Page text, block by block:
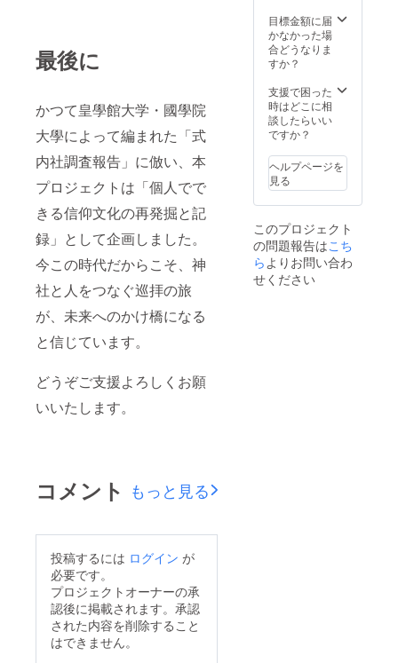
最後に
かつて皇學館大学・國學院
大學によって編まれた「式
内社調査報告」に倣い、本
プロジェクトは「個人でで
きる信仰文化の再発掘と記
録」として企画しました。
今この時代だからこそ、神
社と人をつなぐ巡拝の旅
が、未来へのかけ橋になる
と信じています。
どうぞご支援よろしくお願
いいたします。
コメント もっと見る
投稿するには ログイン が
必要です。
プロジェクトオーナーの承
認後に掲載されます。承認
された内容を削除すること
はできません。
巡る推
理小
説）の
目標金額に届
かなかった場
合どうなりま
すか？
支援で困った
時はどこに相
談したらいい
ですか？
ヘルプページを
見る
このプロジェクト
の問題報告はこち
ら よりお問い合わ
せください